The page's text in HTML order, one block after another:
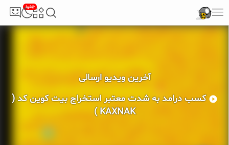
جدید
آخرین ویدیو ارسالی
کسب درامد به شدت معتبر استخراج بیت کوین کد (
KAXNAK )